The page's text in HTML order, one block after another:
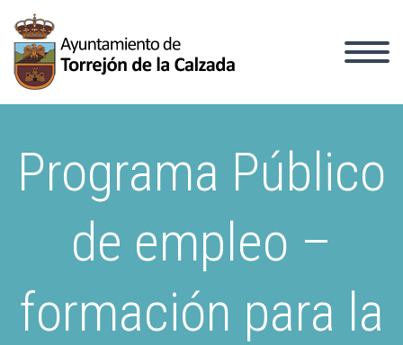
Programa Público
de empleo –
formación para la